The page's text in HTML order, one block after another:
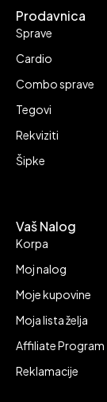
Prodavnica
Sprave
Cardio
Combo sprave
Tegovi
Rekviziti
Šipke
Vaš Nalog
Korpa
Moj nalog
Moje kupovine
Moja lista želja
Affiliate Program
Reklamacije